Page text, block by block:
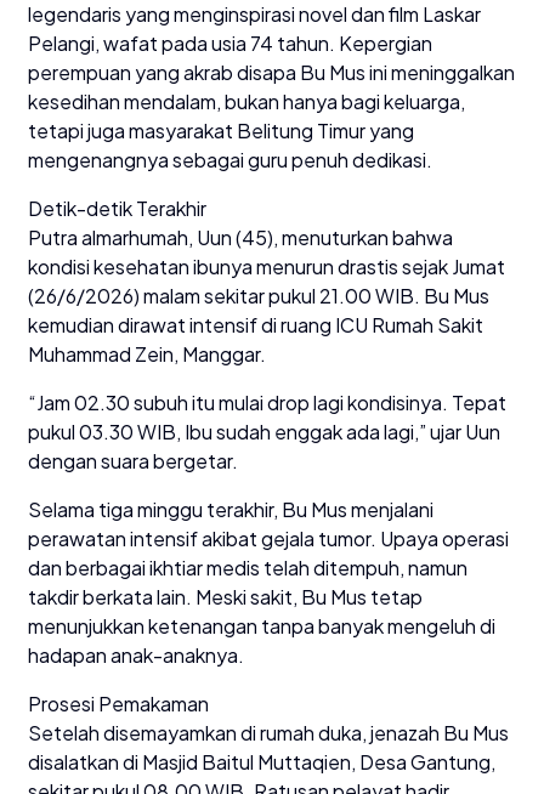
legendaris yang menginspirasi novel dan film Laskar
Pelangi, wafat pada usia 74 tahun. Kepergian
perempuan yang akrab disapa Bu Mus ini meninggalkan
kesedihan mendalam, bukan hanya bagi keluarga,
tetapi juga masyarakat Belitung Timur yang
mengenangnya sebagai guru penuh dedikasi.
Detik-detik Terakhir
Putra almarhumah, Uun (45), menuturkan bahwa
kondisi kesehatan ibunya menurun drastis sejak Jumat
(26/6/2026) malam sekitar pukul 21.00 WIB. Bu Mus
kemudian dirawat intensif di ruang ICU Rumah Sakit
Muhammad Zein, Manggar.
“Jam 02.30 subuh itu mulai drop lagi kondisinya. Tepat
pukul 03.30 WIB, Ibu sudah enggak ada lagi,” ujar Uun
dengan suara bergetar.
Selama tiga minggu terakhir, Bu Mus menjalani
perawatan intensif akibat gejala tumor. Upaya operasi
dan berbagai ikhtiar medis telah ditempuh, namun
takdir berkata lain. Meski sakit, Bu Mus tetap
menunjukkan ketenangan tanpa banyak mengeluh di
hadapan anak-anaknya.
Prosesi Pemakaman
Setelah disemayamkan di rumah duka, jenazah Bu Mus
disalatkan di Masjid Baitul Muttaqien, Desa Gantung,